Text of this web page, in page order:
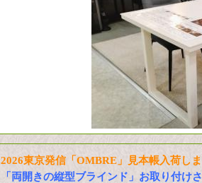
2026東京発信「OMBRE」見本帳入荷し
「両開きの縦型ブラインド」お取り付け